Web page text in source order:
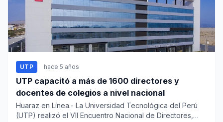
UTP hace 5 años
UTP capacitó a más de 1600 directores y
docentes de colegios a nivel nacional
Huaraz en Línea.- La Universidad Tecnológica del Perú
(UTP) realizó el VII Encuentro Nacional de Directores,